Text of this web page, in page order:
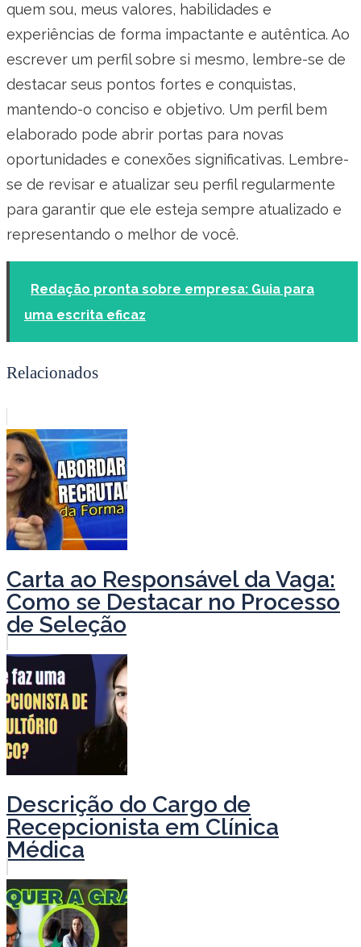
quem sou, meus valores, habilidades e
experiências de forma impactante e autêntica. Ao
escrever um perfil sobre si mesmo, lembre-se de
destacar seus pontos fortes e conquistas,
mantendo-o conciso e objetivo. Um perfil bem
elaborado pode abrir portas para novas
oportunidades e conexões significativas. Lembre-
se de revisar e atualizar seu perfil regularmente
para garantir que ele esteja sempre atualizado e
representando o melhor de você.
Redação pronta sobre empresa: Guia para
uma escrita eficaz
Relacionados
Carta ao Responsável da Vaga:
Como se Destacar no Processo
de Seleção
Descrição do Cargo de
Recepcionista em Clínica
Médica